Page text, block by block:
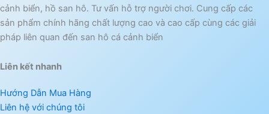
cảnh biển, hồ san hô. Tư vấn hỗ trợ người chơi. Cung cấp các
sản phẩm chính hãng chất lượng cao và cao cấp cùng các giải
pháp liên quan đến san hô cá cảnh biển
Liên kết nhanh
Hướng Dẫn Mua Hàng
Liên hệ với chúng tôi